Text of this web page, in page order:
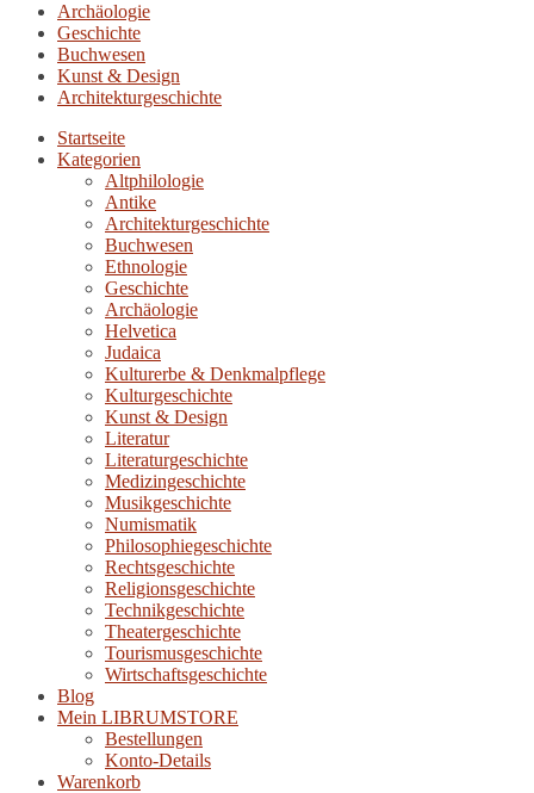
Archäologie
Geschichte
Buchwesen
Kunst & Design
Architekturgeschichte
Startseite
Kategorien
Altphilologie
Antike
Architekturgeschichte
Buchwesen
Ethnologie
Geschichte
Archäologie
Helvetica
Judaica
Kulturerbe & Denkmalpflege
Kulturgeschichte
Kunst & Design
Literatur
Literaturgeschichte
Medizingeschichte
Musikgeschichte
Numismatik
Philosophiegeschichte
Rechtsgeschichte
Religionsgeschichte
Technikgeschichte
Theatergeschichte
Tourismusgeschichte
Wirtschaftsgeschichte
Blog
Mein LIBRUMSTORE
Bestellungen
Konto-Details
Warenkorb